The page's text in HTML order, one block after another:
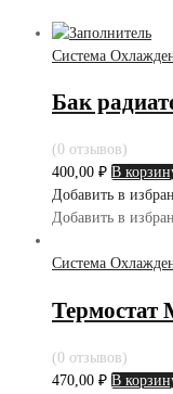
Система
Бак
(0 отзывов)
400,00 ₽ В
Добавить в
Добавить в
Система
Термостат
(0 отзывов)
470,00 ₽ В